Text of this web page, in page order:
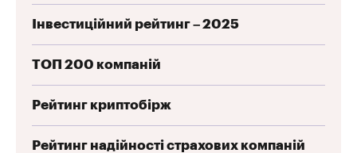
Інвестиційний рейтинг – 2025
ТОП 200 компаній
Рейтинг криптобірж
Рейтинг надійності страхових компаній